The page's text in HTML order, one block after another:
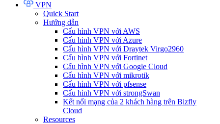
VPN
Quick Start
Hướng dẫn
Cấu hình VPN với AWS
Cấu hình VPN với Azure
Cấu hình VPN với Draytek Virgo2960
Cấu hình VPN với Fortinet
Cấu hình VPN với Google Cloud
Cấu hình VPN với mikrotik
Cấu hình VPN với pfsense
Cấu hình VPN với strongSwan
Kết nối mạng của 2 khách hàng trên Bizfly
Cloud
Resources